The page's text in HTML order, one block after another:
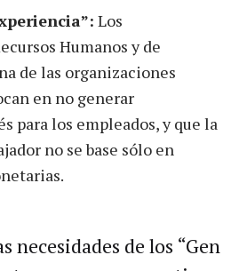
Los
Humanos y de
de las organizaciones
en no generar
para los empleados, y que la
no se base sólo en
necesidades de los “Gen